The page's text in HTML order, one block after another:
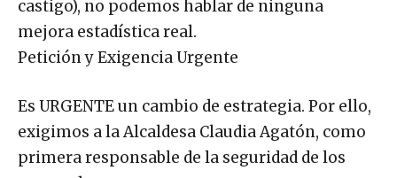
castigo), no podemos hablar de ninguna
mejora estadística real.
Petición y Exigencia Urgente
Es URGENTE un cambio de estrategia. Por ello,
exigimos a la Alcaldesa Claudia Agatón, como
primera responsable de la seguridad de los